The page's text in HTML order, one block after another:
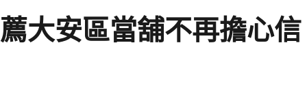
大安區當舖不再擔心信